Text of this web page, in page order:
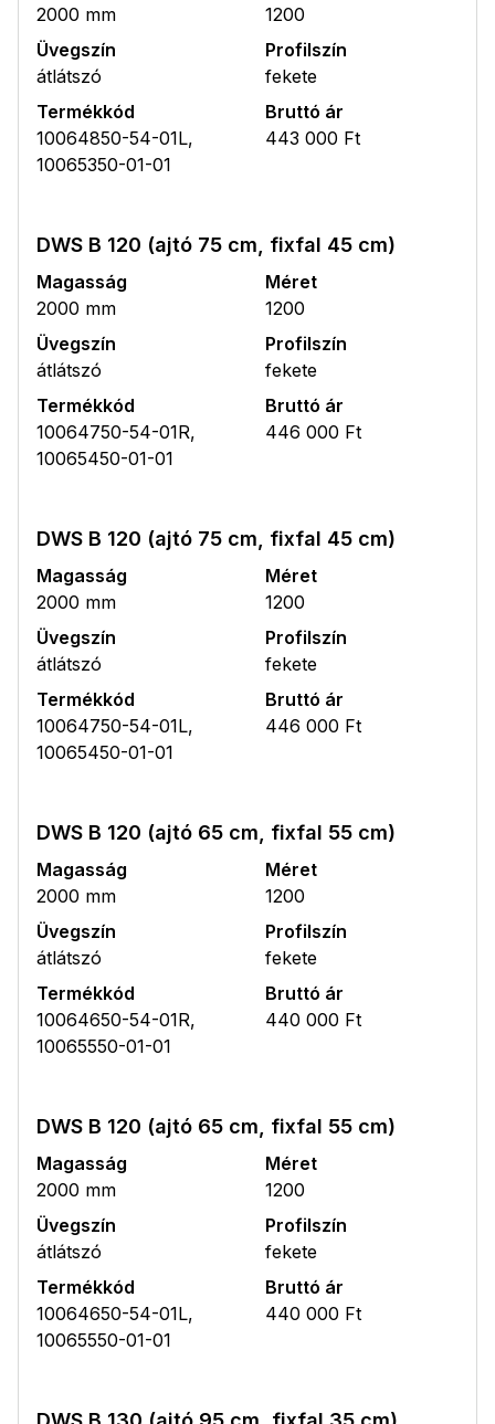
2000 mm
1200
Üvegszín
átlátszó
Profilszín
fekete
Termékkód
10064850-54-01L,
10065350-01-01
Bruttó ár
443 000 Ft
DWS B 120 (ajtó 75 cm, fixfal 45 cm)
Magasság
2000 mm
Méret
1200
Üvegszín
átlátszó
Profilszín
fekete
Termékkód
10064750-54-01R,
10065450-01-01
Bruttó ár
446 000 Ft
DWS B 120 (ajtó 75 cm, fixfal 45 cm)
Magasság
2000 mm
Méret
1200
Üvegszín
átlátszó
Profilszín
fekete
Termékkód
10064750-54-01L,
10065450-01-01
Bruttó ár
446 000 Ft
DWS B 120 (ajtó 65 cm, fixfal 55 cm)
Magasság
2000 mm
Méret
1200
Üvegszín
átlátszó
Profilszín
fekete
Termékkód
10064650-54-01R,
10065550-01-01
Bruttó ár
440 000 Ft
DWS B 120 (ajtó 65 cm, fixfal 55 cm)
Magasság
2000 mm
Méret
1200
Üvegszín
átlátszó
Profilszín
fekete
Termékkód
10064650-54-01L,
10065550-01-01
Bruttó ár
440 000 Ft